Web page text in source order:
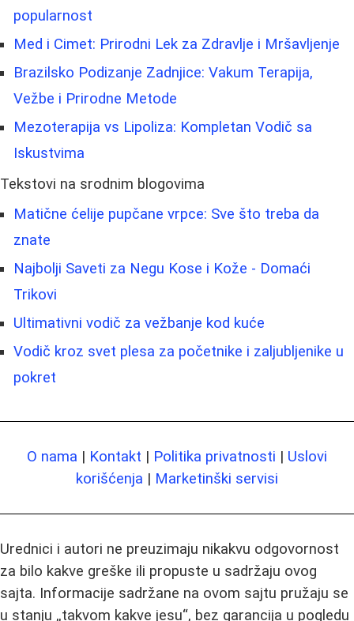
popularnost
Med i Cimet: Prirodni Lek za Zdravlje i Mršavljenje
Brazilsko Podizanje Zadnjice: Vakum Terapija,
Vežbe i Prirodne Metode
Mezoterapija vs Lipoliza: Kompletan Vodič sa
Iskustvima
Tekstovi na srodnim blogovima
Matične ćelije pupčane vrpce: Sve što treba da
znate
Najbolji Saveti za Negu Kose i Kože - Domaći
Trikovi
Ultimativni vodič za vežbanje kod kuće
Vodič kroz svet plesa za početnike i zaljubljenike u
pokret
O nama | Kontakt | Politika privatnosti | Uslovi
korišćenja | Marketinški servisi
Urednici i autori ne preuzimaju nikakvu odgovornost
za bilo kakve greške ili propuste u sadržaju ovog
sajta. Informacije sadržane na ovom sajtu pružaju se
u stanju „takvom kakve jesu“, bez garancija u pogledu